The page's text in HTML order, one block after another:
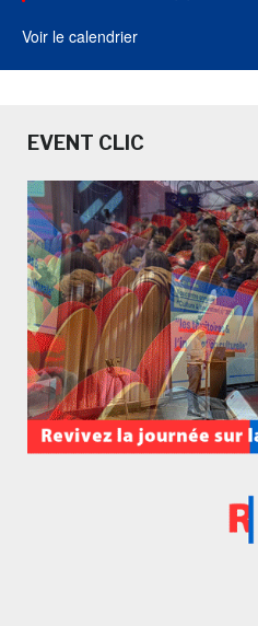
Voir le calendrier
EVENT CLIC